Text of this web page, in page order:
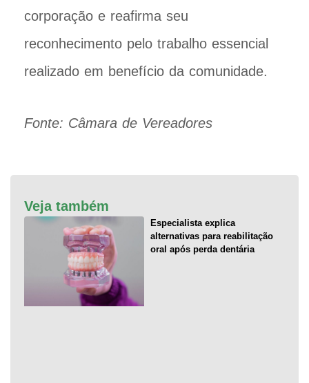
corporação e reafirma seu
reconhecimento pelo trabalho essencial
realizado em benefício da comunidade.
Fonte: Câmara de Vereadores
Veja também
Especialista explica
alternativas para reabilitação
oral após perda dentária